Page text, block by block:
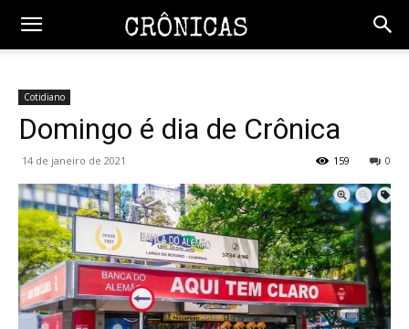
Cotidiano
Domingo é dia de Crônica
14 de janeiro de 2021 0
159